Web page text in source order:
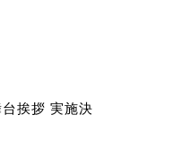
挨拶 実施決